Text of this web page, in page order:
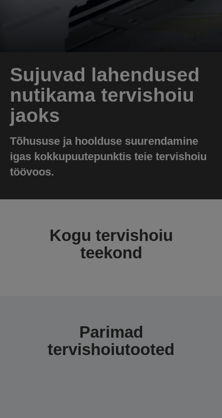
Sujuvad lahendused
nutikama tervishoiu
jaoks
Tõhususe ja hoolduse suurendamine
igas kokkupuutepunktis teie tervishoiu
töövoos.
Kogu tervishoiu
teekond
Parimad
tervishoiutooted